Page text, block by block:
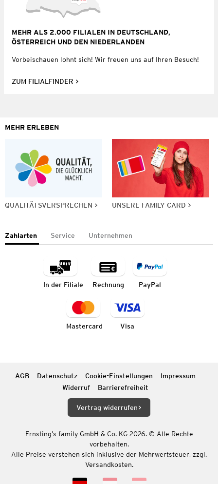
MEHR ALS 2.000 FILIALEN IN DEUTSCHLAND,
ÖSTERREICH UND DEN NIEDERLANDEN
Vorbeischauen lohnt sich! Wir freuen uns auf Ihren Besuch!
ZUM FILIALFINDER
MEHR ERLEBEN
QUALITÄTSVERSPRECHEN UNSERE FAMILY CARD
Zahlarten Service Unternehmen
In der Filiale Rechnung PayPal
Mastercard Visa
AGB Datenschutz Cookie-Einstellungen
Impressum
Widerruf
Barrierefreiheit
Vertrag widerrufen
Ernsting’s family GmbH & Co. KG 2026. © Alle Rechte
vorbehalten.
Alle Preise verstehen sich inklusive der Mehrwertsteuer, zzgl.
Versandkosten.